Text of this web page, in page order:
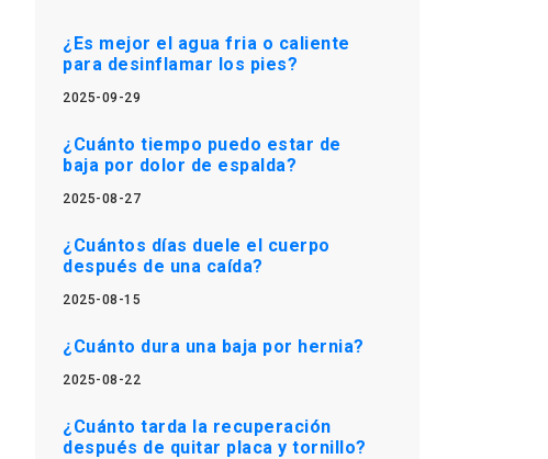
¿Es mejor el agua fria o caliente
para desinflamar los pies?
2025-09-29
¿Cuánto tiempo puedo estar de
baja por dolor de espalda?
2025-08-27
¿Cuántos días duele el cuerpo
después de una caída?
2025-08-15
¿Cuánto dura una baja por hernia?
2025-08-22
¿Cuánto tarda la recuperación
después de quitar placa y tornillo?